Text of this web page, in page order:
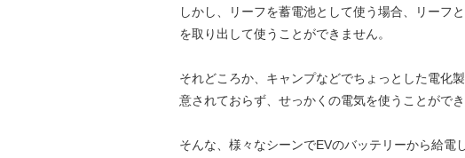
しかし、リーフを蓄電池として使う場合、リーフ
を取り出して使うことができません。
それどころか、キャンプなどでちょっとした電化
意されておらず、せっかくの電気を使うことができ
そんな、様々なシーンでEVのバッテリーから給